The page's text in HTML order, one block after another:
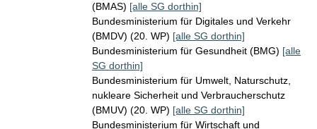
(BMAS) [alle SG dorthin]
Bundesministerium für Digitales und Verkehr
(BMDV) (20. WP) [alle SG dorthin]
Bundesministerium für Gesundheit (BMG) [alle
SG dorthin]
Bundesministerium für Umwelt, Naturschutz,
nukleare Sicherheit und Verbraucherschutz
(BMUV) (20. WP) [alle SG dorthin]
Bundesministerium für Wirtschaft und